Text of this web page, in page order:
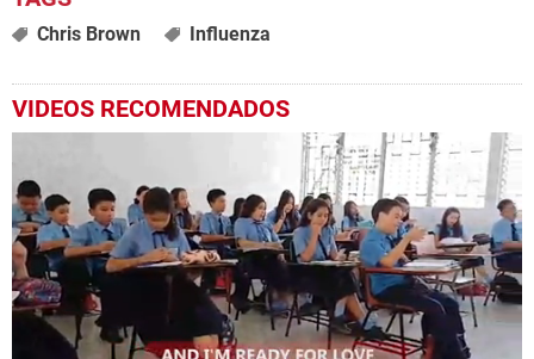
Chris Brown Influenza
VIDEOS RECOMENDADOS